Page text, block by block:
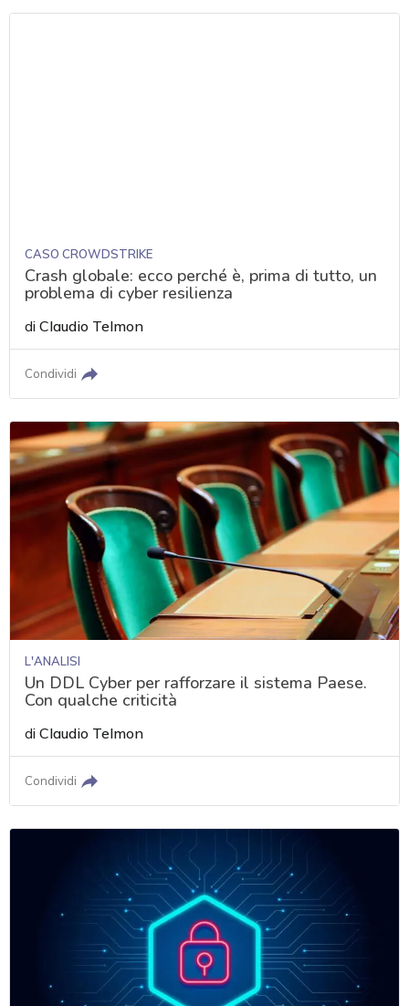
CASO CROWDSTRIKE
Crash globale: ecco perché è, prima di tutto, un
problema di cyber resilienza
diClaudio Telmon
Condividi
L'ANALISI
Un DDL Cyber per rafforzare il sistema Paese.
Con qualche criticità
diClaudio Telmon
Condividi